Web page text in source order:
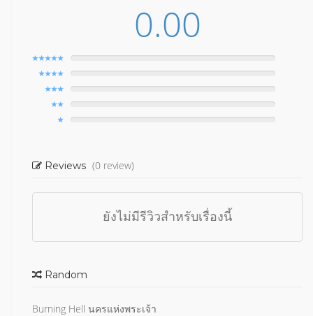
0.00
Reviews (0 review)
ยังไม่มีรีวิวสำหรับเรื่องนี้
Random
Burning Hell นครแห่งพระเจ้า